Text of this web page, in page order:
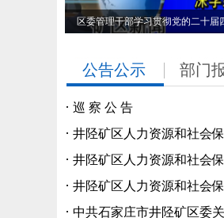
井陉矿区经济高质量发展大
公告公示 部门
· 巡 察 公 告
· 井陉矿区人力资源和社会
· 井陉矿区人力资源和社会
· 井陉矿区人力资源和社会
· 中共石家庄市井陉矿区委